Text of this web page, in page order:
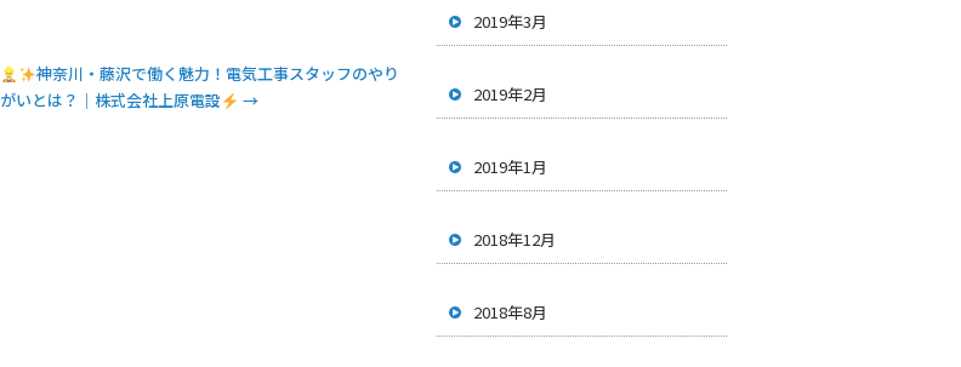
神奈川・藤沢で働く魅力！電気工事スタッフのやり
がいとは？｜株式会社上原電設
→
2019年3月
2019年2月
2019年1月
2018年12月
2018年8月